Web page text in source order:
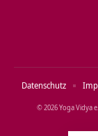
© 2026 Yoga Vidya
Datenschutz